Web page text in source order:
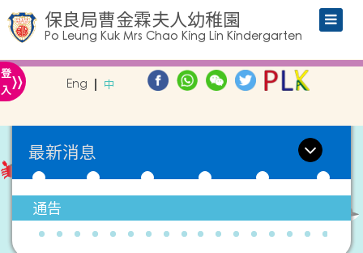
保良局曹金霖夫人幼稚園
Po Leung Kuk Mrs Chao King Lin Kindergarten
登
入» Eng 中
最新消息
通告